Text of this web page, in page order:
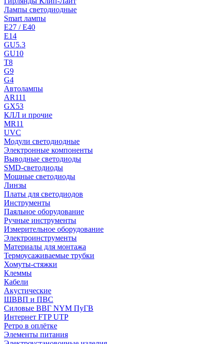
Лампы светодиодные
Smart лампы
E27 / E40
E14
GU5.3
GU10
T8
G9
G4
Автолампы
AR111
GX53
КЛЛ и прочие
MR11
UVC
Модули светодиодные
Электронные компоненты
Выводные светодиоды
SMD-светодиоды
Мощные светодиоды
Линзы
Платы для светодиодов
Инструменты
Паяльное оборудование
Ручные инструменты
Измерительное оборудование
Электроинструменты
Материалы для монтажа
Термоусаживаемые трубки
Хомуты-стяжки
Клеммы
Кабели
Акустические
ШВВП и ПВС
Силовые ВВГ NYM ПуГВ
Интернет FTP UTP
Ретро в оплётке
Элементы питания